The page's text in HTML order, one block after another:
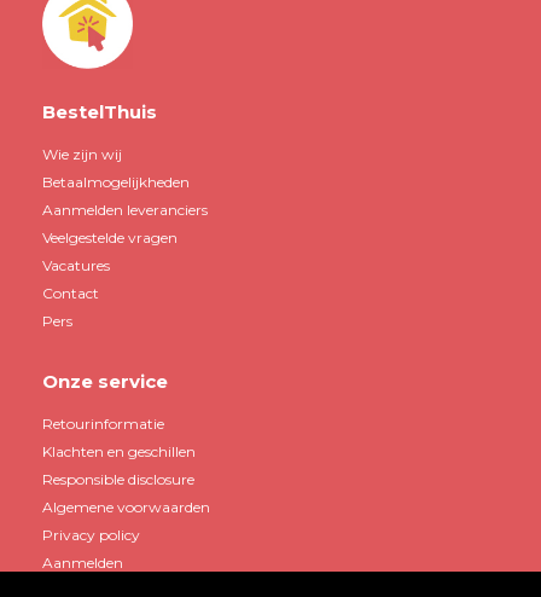
BestelThuis
Wie zijn wij
Betaalmogelijkheden
Aanmelden leveranciers
Veelgestelde vragen
Vacatures
Contact
Pers
Onze service
Retourinformatie
Klachten en geschillen
Responsible disclosure
Algemene voorwaarden
Privacy policy
Aanmelden